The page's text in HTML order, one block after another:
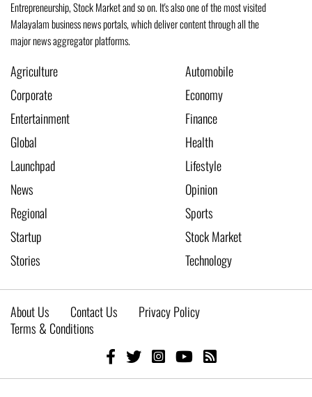
Entrepreneurship, Stock Market and so on. It's also one of the most visited
Malayalam business news portals, which deliver content through all the
major news aggregator platforms.
Agriculture
Automobile
Corporate
Economy
Entertainment
Finance
Global
Health
Launchpad
Lifestyle
News
Opinion
Regional
Sports
Startup
Stock Market
Stories
Technology
About Us Contact Us
Privacy Policy
Terms & Conditions